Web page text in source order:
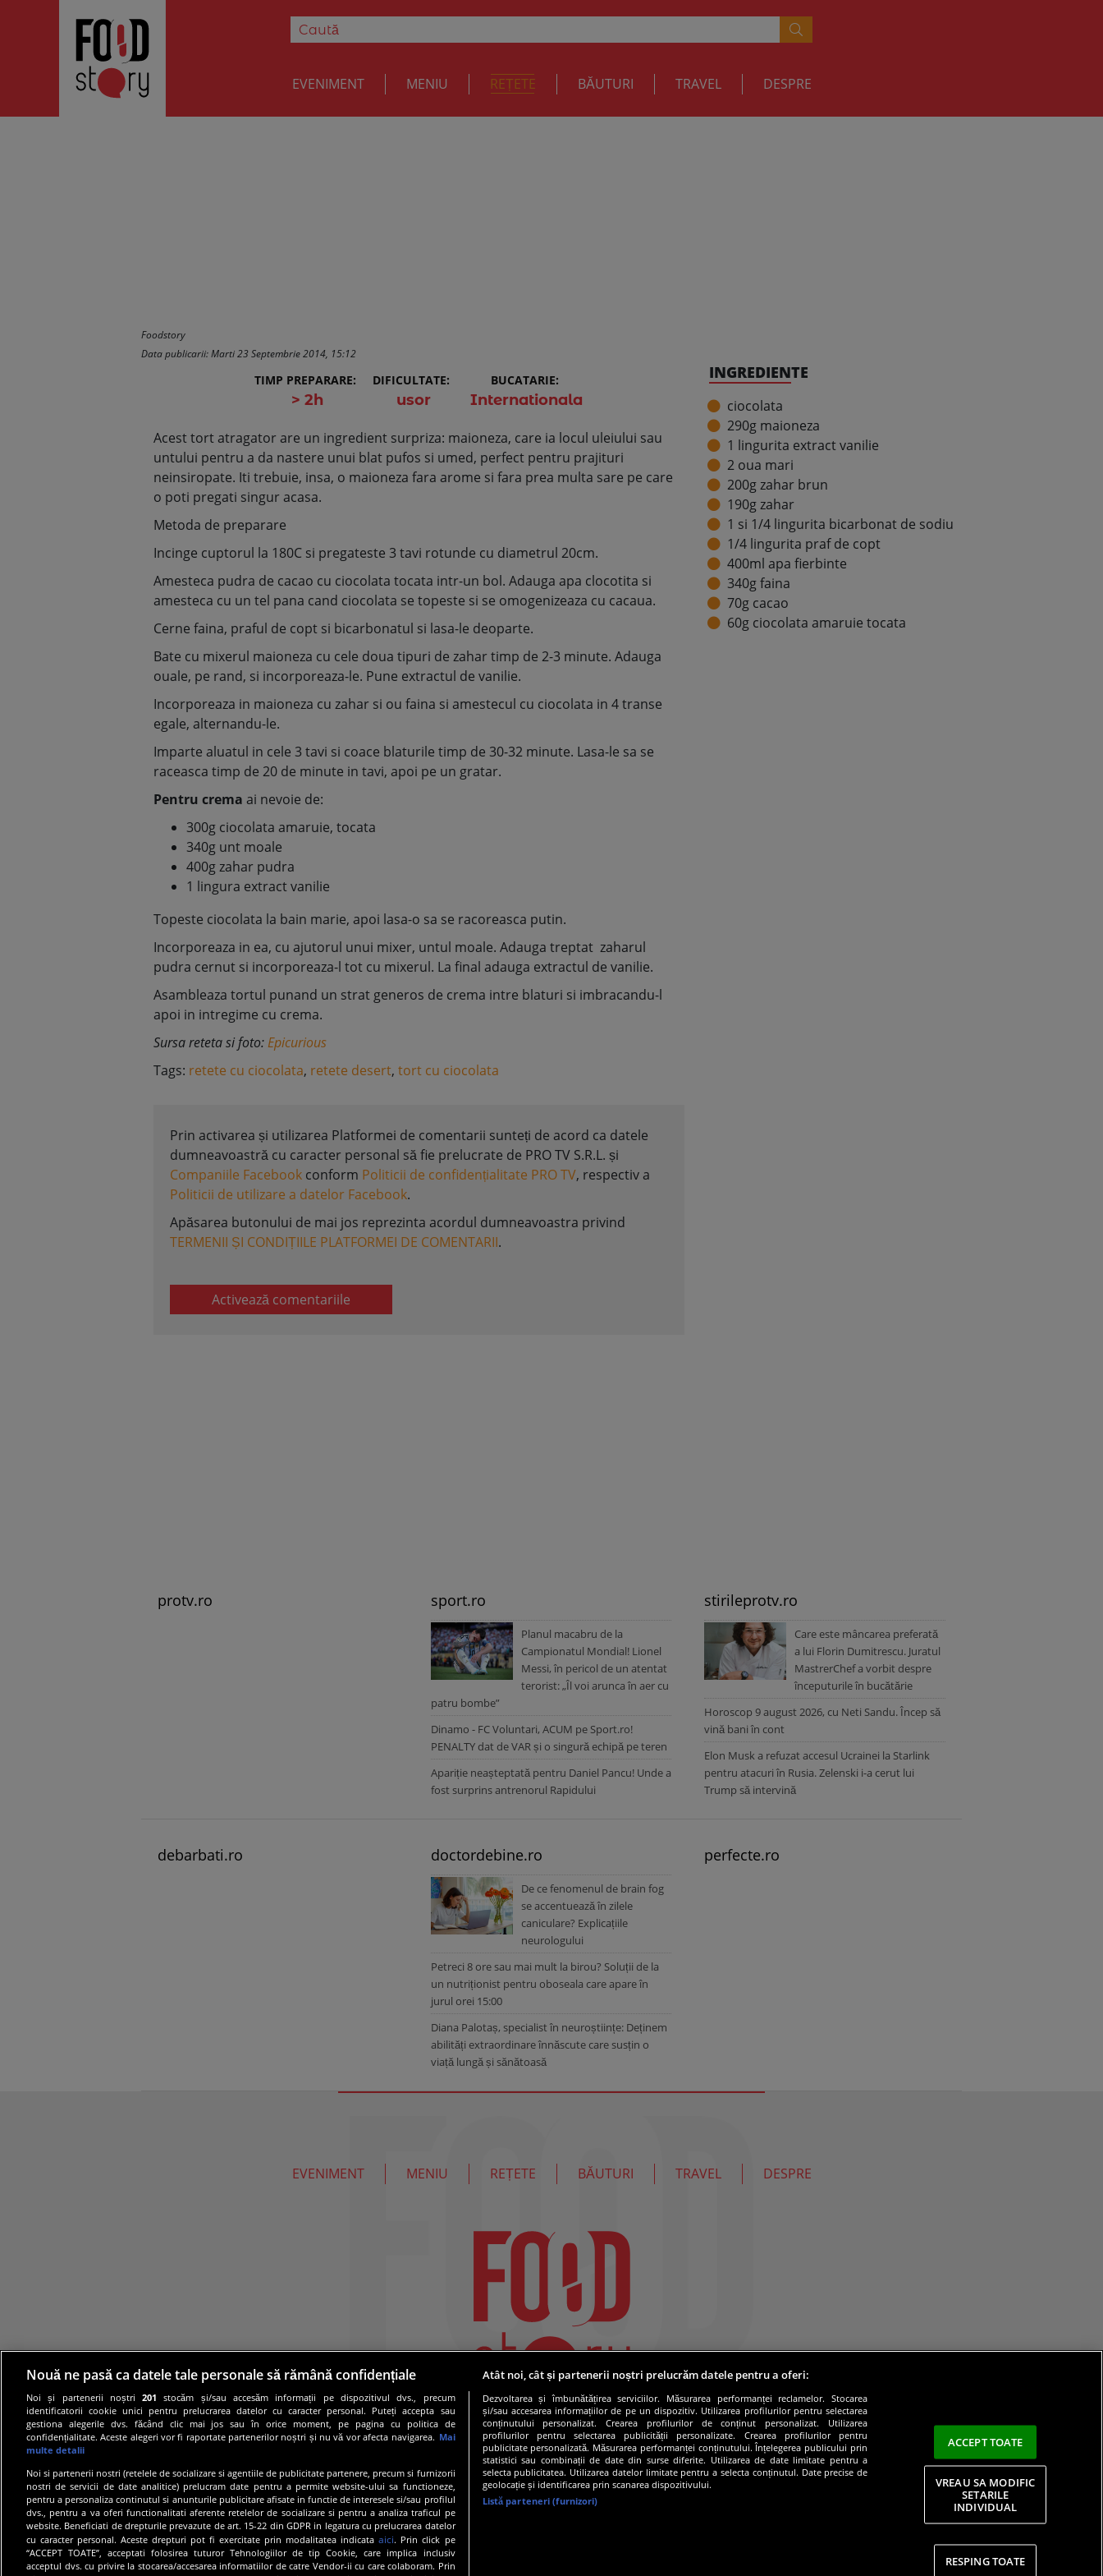
EVENIMENT MENIU REȚETE BĂUTURI TRAVEL DESPRE
Foodstory
Data publicarii: Marti 23 Septembrie 2014, 15:12
TIMP PREPARARE:
> 2h
DIFICULTATE:
usor
BUCATARIE:
Internationala
Acest tort atragator are un ingredient surpriza: maioneza, care ia locul uleiului sau
untului pentru a da nastere unui blat pufos si umed, perfect pentru prajituri
neinsiropate. Iti trebuie, insa, o maioneza fara arome si fara prea multa sare pe care
o poti pregati singur acasa.
Metoda de preparare
Incinge cuptorul la 180C si pregateste 3 tavi rotunde cu diametrul 20cm.
Amesteca pudra de cacao cu ciocolata tocata intr-un bol. Adauga apa clocotita si
amesteca cu un tel pana cand ciocolata se topeste si se omogenizeaza cu cacaua.
Cerne faina, praful de copt si bicarbonatul si lasa-le deoparte.
Bate cu mixerul maioneza cu cele doua tipuri de zahar timp de 2-3 minute. Adauga
ouale, pe rand, si incorporeaza-le. Pune extractul de vanilie.
Incorporeaza in maioneza cu zahar si ou faina si amestecul cu ciocolata in 4 transe
egale, alternandu-le.
Imparte aluatul in cele 3 tavi si coace blaturile timp de 30-32 minute. Lasa-le sa se
raceasca timp de 20 de minute in tavi, apoi pe un gratar.
Pentru crema ai nevoie de:
300g ciocolata amaruie, tocata
340g unt moale
400g zahar pudra
1 lingura extract vanilie
Topeste ciocolata la bain marie, apoi lasa-o sa se racoreasca putin.
Incorporeaza in ea, cu ajutorul unui mixer, untul moale. Adauga treptat zaharul
pudra cernut si incorporeaza-l tot cu mixerul. La final adauga extractul de vanilie.
Asambleaza tortul punand un strat generos de crema intre blaturi si imbracandu-l
apoi in intregime cu crema.
Sursa reteta si foto:Epicurious
Tags: retete cu ciocolata, retete desert, tort cu ciocolata
Prin activarea și utilizarea Platformei de comentarii sunteți de acord ca datele
dumneavoastră cu caracter personal să fie prelucrate de PRO TV S.R.L. și
Companiile Facebook conform Politicii de confidențialitate PRO TV, respectiv a
Politicii de utilizare a datelor Facebook.
Apăsarea butonului de mai jos reprezinta acordul dumneavoastra privind
TERMENII ȘI CONDIȚIILE PLATFORMEI DE COMENTARII.
Activează comentariile
INGREDIENTE
ciocolata
290g maioneza
1 lingurita extract vanilie
2 oua mari
200g zahar brun
190g zahar
1 si 1/4 lingurita bicarbonat de sodiu
1/4 lingurita praf de copt
400ml apa fierbinte
340g faina
70g cacao
60g ciocolata amaruie tocata
protv.ro sport.ro
Planul macabru de la
Campionatul Mondial! Lionel
Messi, în pericol de un atentat
terorist: „Îl voi arunca în aer cu
patru bombe”
Dinamo - FC Voluntari, ACUM pe Sport.ro!
PENALTY dat de VAR și o singură echipă pe teren
Apariție neașteptată pentru Daniel Pancu! Unde a
fost surprins antrenorul Rapidului
stirileprotv.ro
Care este mâncarea preferată
a lui Florin Dumitrescu. Juratul
MastrerChef a vorbit despre
începuturile în bucătărie
Horoscop 9 august 2026, cu Neti Sandu. Încep să
vină bani în cont
Elon Musk a refuzat accesul Ucrainei la Starlink
pentru atacuri în Rusia. Zelenski i-a cerut lui
Trump să intervină
debarbati.ro doctordebine.ro
De ce fenomenul de brain fog
se accentuează în zilele
caniculare? Explicațiile
neurologului
Petreci 8 ore sau mai mult la birou? Soluții de la
un nutriționist pentru oboseala care apare în
jurul orei 15:00
Diana Palotaș, specialist în neuroștiințe: Deținem
abilități extraordinare înnăscute care susțin o
viață lungă și sănătoasă
perfecte.ro
EVENIMENT MENIU REȚETE BĂUTURI TRAVEL DESPRE
© 2019 PRO TV S.R.L |
Nouă ne pasă ca datele tale personale să rămână confidențiale
Noi și partenerii noștri201 stocăm și/sau accesăm informații pe dispozitivul dvs., precum
identificatorii cookie unici pentru prelucrarea datelor cu caracter personal. Puteți accepta sau
gestiona alegerile dvs. făcând clic mai jos sau în orice moment, pe pagina cu politica de
confidențialitate. Aceste alegeri vor fi raportate partenerilor noștri și nu vă vor afecta navigarea. Mai
multe detalii
Noi si partenerii nostri (retelele de socializare si agentiile de publicitate partenere, precum si furnizorii
nostri de servicii de date analitice) prelucram date pentru a permite website-ului sa functioneze,
pentru a personaliza continutul si anunturile publicitare afisate in functie de interesele si/sau profilul
dvs., pentru a va oferi functionalitati aferente retelelor de socializare si pentru a analiza traficul pe
website. Beneficiati de drepturile prevazute de art. 15-22 din GDPR in legatura cu prelucrarea datelor
cu caracter personal. Aceste drepturi pot fi exercitate prin modalitatea indicataaici. Prin click pe
“ACCEPT TOATE”, acceptati folosirea tuturor Tehnologiilor de tip Cookie, care implica inclusiv
acceptul dvs. cu privire la stocarea/accesarea informatiilor de catre Vendor-ii cu care colaboram. Prin
Atât noi, cât și partenerii noștri prelucrăm datele pentru a oferi:
Dezvoltarea și îmbunătățirea serviciilor. Măsurarea performanței reclamelor. Stocarea
și/sau accesarea informațiilor de pe un dispozitiv. Utilizarea profilurilor pentru selectarea
conținutului personalizat. Crearea profilurilor de conținut personalizat. Utilizarea
profilurilor pentru selectarea publicității personalizate. Crearea profilurilor pentru
publicitate personalizată. Măsurarea performanței conținutului. Înțelegerea publicului prin
statistici sau combinații de date din surse diferite. Utilizarea de date limitate pentru a
selecta publicitatea. Utilizarea datelor limitate pentru a selecta conținutul. Date precise de
geolocație și identificarea prin scanarea dispozitivului.
Listă parteneri (furnizori)
ACCEPT TOATE
RESPING TOATE
VREAU SA MODIFIC
SETARILE
INDIVIDUAL